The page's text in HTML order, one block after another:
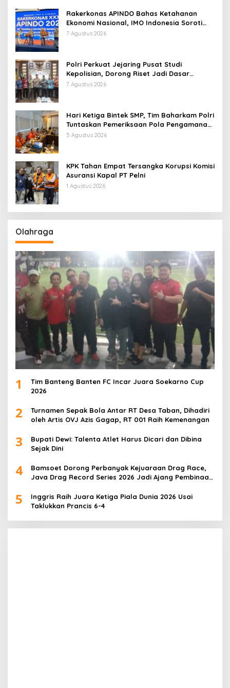
Rakerkonas APINDO Bahas Ketahanan
Ekonomi Nasional, IMO Indonesia Soroti
Pentingnya Kolaborasi Lintas Sektor
7 Agustus 2026
Polri Perkuat Jejaring Pusat Studi
Kepolisian, Dorong Riset Jadi Dasar
Kebijakan dan Inovasi
7 Agustus 2026
Hari Ketiga Bintek SMP, Tim Baharkam Polri
Tuntaskan Pemeriksaan Pola Pengamanan
Pertamina Patra Niaga Jabar
5 Agustus 2026
KPK Tahan Empat Tersangka Korupsi Komisi
Asuransi Kapal PT Pelni
1 Agustus 2026
Olahraga
1
Tim Banteng Banten FC Incar Juara Soekarno Cup
2026
2
Turnamen Sepak Bola Antar RT Desa Taban, Dihadiri
oleh Artis OVJ Azis Gagap, RT 001 Raih Kemenangan
3
Bupati Dewi: Talenta Atlet Harus Dicari dan Dibina
Sejak Dini
4
Bamsoet Dorong Perbanyak Kejuaraan Drag Race,
Java Drag Record Series 2026 Jadi Ajang Pembinaan
5
Inggris Raih Juara Ketiga Piala Dunia 2026 Usai
Taklukkan Prancis 6-4